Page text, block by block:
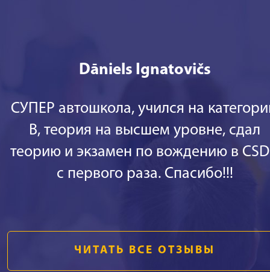
Dāniels Ignatovičs
СУПЕР автошкола, учился на
В, теория на высшем уровне, сдал
теорию и экзамен по вождению в
с первого раза. Спасибо!!!
ЧИТАТЬ ВСЕ ОТЗЫВЫ